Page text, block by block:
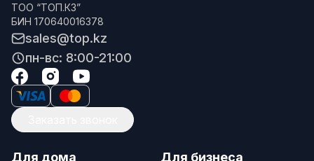
ТОО “ТОП.КЗ”
БИН 170640016378
sales@top.kz
пн-вс: 8:00-21:00
Для дома
Для бизнеса